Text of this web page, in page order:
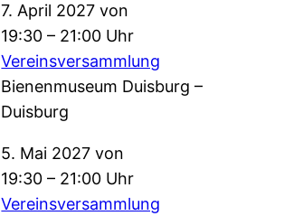
7. April 2027 von
19:30 – 21:00 Uhr
Vereinsversammlung
Bienenmuseum Duisburg –
Duisburg
5. Mai 2027 von
19:30 – 21:00 Uhr
Vereinsversammlung